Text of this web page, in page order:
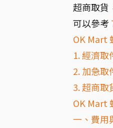
超商取貨
可以參考
OK Mart
1. 經濟取
2. 加急取
3. 超商取
OK Mart
一、費用